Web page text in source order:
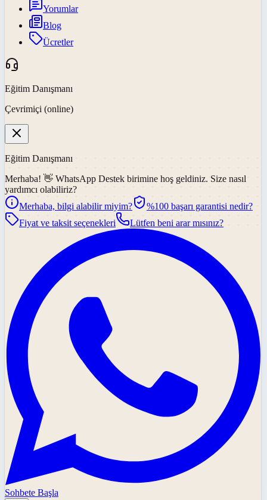
Yorumlar
Blog
Ücretler
Eğitim Danışmanı
Çevrimiçi (online)
Eğitim Danışmanı
Merhaba! 👋 WhatsApp Destek birimine hoş geldiniz. Size nasıl
yardımcı olabiliriz?
Merhaba, bilgi alabilir miyim?
%100 başarı garantisi nedir?
Fiyat ve taksit seçenekleri
Lütfen beni arar mısınız?
Sohbete Başla